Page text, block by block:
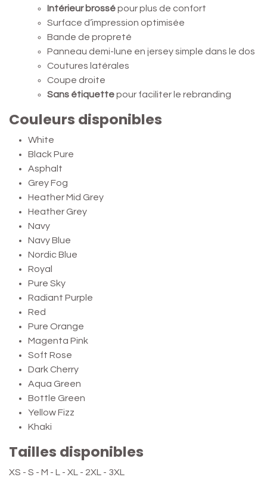
Intérieur brossépour plus de confort
Surface d’impression optimisée
Bande de propreté
Panneau demi-lune en jersey simple dans le dos
Coutures latérales
Coupe droite
Sans étiquettepour faciliter le rebranding
Couleurs disponibles
White
Black Pure
Asphalt
Grey Fog
Heather Mid Grey
Heather Grey
Navy
Navy Blue
Nordic Blue
Royal
Pure Sky
Radiant Purple
Red
Pure Orange
Magenta Pink
Soft Rose
Dark Cherry
Aqua Green
Bottle Green
Yellow Fizz
Khaki
Tailles disponibles
XS - S - M - L - XL - 2XL - 3XL